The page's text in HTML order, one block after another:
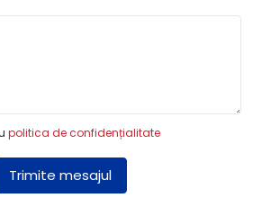
politica de confidențialitate
Trimite mesajul